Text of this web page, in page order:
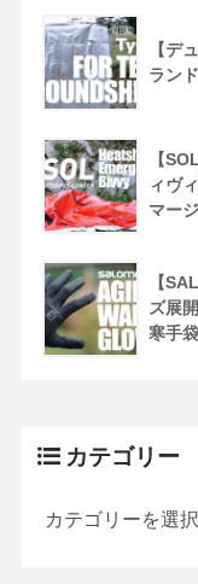
【デ
ラン
【
ィヴ
マー
【
ズ展
寒手袋
カテゴリー